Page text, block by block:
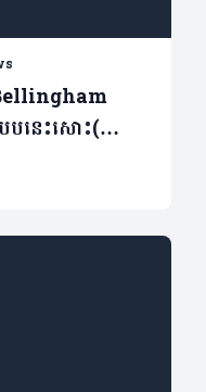
នេះសោះ(មាន